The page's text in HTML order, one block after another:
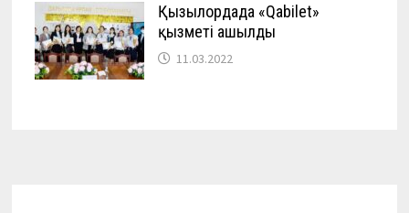
Қызылордада «Qabilet»
қызметі ашылды
11.03.2022